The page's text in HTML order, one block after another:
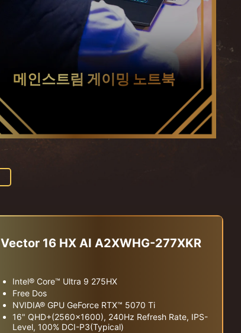
메인스트림 게이밍 노트북
Vector 16 HX AI A2XWHG-277XKR
Intel® Core™ Ultra 9 275HX
Free Dos
NVIDIA® GPU GeForce RTX™ 5070 Ti
16" QHD+(2560x1600), 240Hz Refresh Rate, IPS-
Level, 100% DCI-P3(Typical)